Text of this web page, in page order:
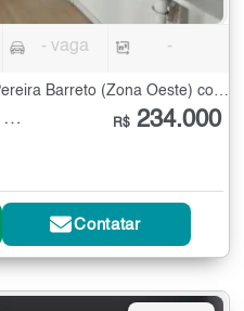
- vaga -
Apartamento à Venda na Vila Pereira Barreto (Zona Oeste) com 2 quartos
Vila Pereira Barreto (Zona Oeste) R$ 234.000
Contatar